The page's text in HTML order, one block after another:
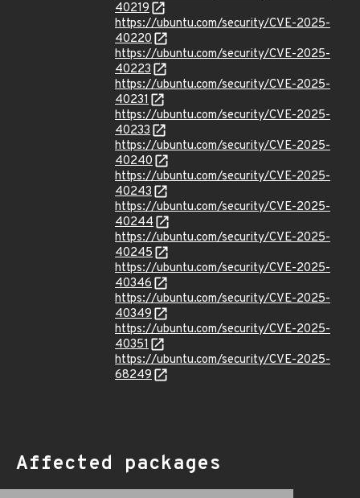
40219
https://ubuntu.com/security/CVE-2025-
40220
https://ubuntu.com/security/CVE-2025-
40223
https://ubuntu.com/security/CVE-2025-
40231
https://ubuntu.com/security/CVE-2025-
40233
https://ubuntu.com/security/CVE-2025-
40240
https://ubuntu.com/security/CVE-2025-
40243
https://ubuntu.com/security/CVE-2025-
40244
https://ubuntu.com/security/CVE-2025-
40245
https://ubuntu.com/security/CVE-2025-
40346
https://ubuntu.com/security/CVE-2025-
40349
https://ubuntu.com/security/CVE-2025-
40351
https://ubuntu.com/security/CVE-2025-
68249
Affected packages